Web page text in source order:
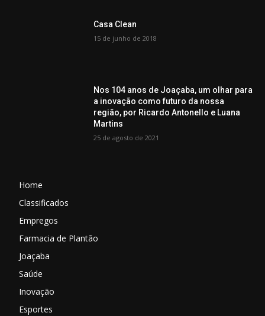
Casa Clean
15 de junho de 2018
Nos 104 anos de Joaçaba, um olhar para
a inovação como futuro da nossa
região, por Ricardo Antonello e Luana
Martins
25 de agosto de 2021
Home
Classificados
Empregos
Farmacia de Plantão
Joaçaba
Saúde
Inovação
Esportes